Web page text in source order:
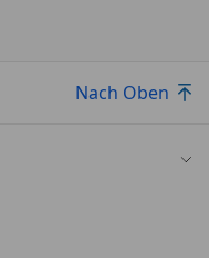
Nach Oben